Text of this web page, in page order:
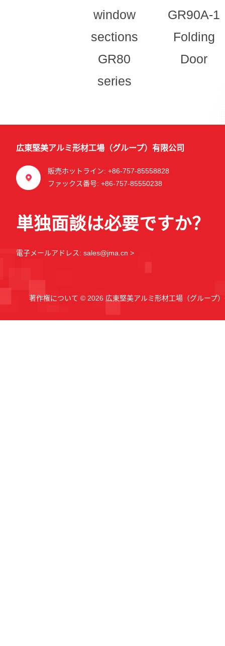
window
sections
GR80
series
GR90A-1
Folding
Door
広東堅美アルミ形材工場（グループ）有限公司
販売ホットライン: +86-757-85558828
ファックス番号: +86-757-85550238
単独面談は必要ですか？
電子メールアドレス: sales@jma.cn >
著作権について © 2026 広東堅美アルミ形材工場（グループ